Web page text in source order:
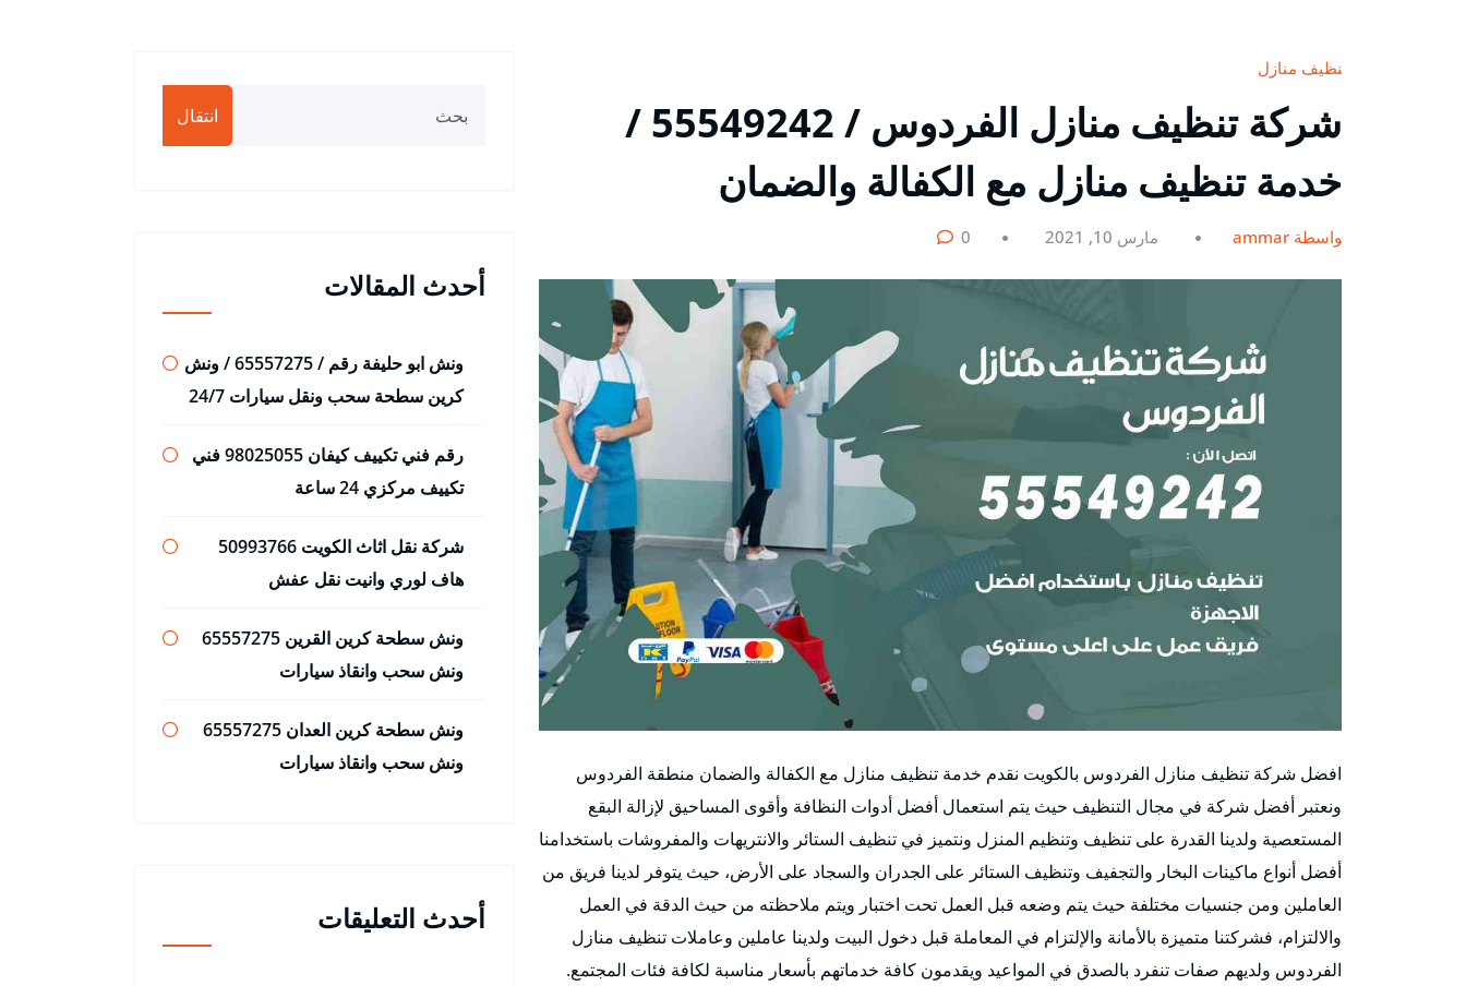
تنظيف منازل
شركة تنظيف منازل الفردوس / 55549242 /
خدمة تنظيف منازل مع الكفالة والضمان
بواسطة ammar مارس 10, 2021 0
افضل شركة تنظيف منازل الفردوس بالكويت نقدم خدمة تنظيف منازل مع الكفالة والضمان منطقة الفردوس
ونعتبر أفضل شركة في مجال التنظيف حيث يتم استعمال أفضل أدوات النظافة وأقوى المساحيق لإزالة البقع
المستعصية ولدينا القدرة على تنظيف وتنظيم المنزل ونتميز في تنظيف الستائر والانتريهات والمفروشات باستخدامنا
أفضل أنواع ماكينات البخار والتجفيف وتنظيف الستائر على الجدران والسجاد على الأرض، حيث يتوفر لدينا فريق من
العاملين ومن جنسيات مختلفة حيث يتم وضعه قبل العمل تحت اختبار ويتم ملاحظته من حيث الدقة في العمل
والالتزام، فشركتنا متميزة بالأمانة والإلتزام في المعاملة قبل دخول البيت ولدينا عاملين وعاملات تنظيف منازل
الفردوس ولديهم صفات تنفرد بالصدق في المواعيد ويقدمون كافة خدماتهم بأسعار مناسبة لكافة فئات المجتمع.
انتقال
أحدث المقالات
ونش ابو حليفة رقم / 65557275 / ونش
كرين سطحة سحب ونقل سيارات 24/7
رقم فني تكييف كيفان 98025055 فني
تكييف مركزي 24 ساعة
شركة نقل اثاث الكويت 50993766
هاف لوري وانيت نقل عفش
ونش سطحة كرين القرين 65557275
ونش سحب وانقاذ سيارات
ونش سطحة كرين العدان 65557275
ونش سحب وانقاذ سيارات
أحدث التعليقات